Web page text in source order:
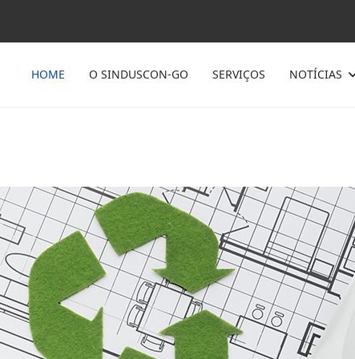
HOME O SINDUSCON-GO SERVIÇOS NOTÍCIAS